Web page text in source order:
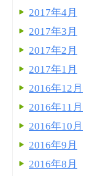
2017年4月
2017年3月
2017年2月
2017年1月
2016年12月
2016年11月
2016年10月
2016年9月
2016年8月